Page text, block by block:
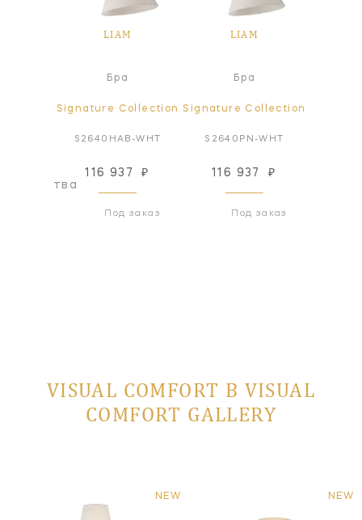
LIAM
Бра
Signature Collection
S2640HAB-WHT
116 937 ₽
Под заказ
LIAM
Бра
Signature Collection
S2640PN-WHT
116 937 ₽
Под заказ
VISUAL COMFORT В VISUAL
COMFORT GALLERY
NEW NEW